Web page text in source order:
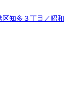
知多３丁目／昭和